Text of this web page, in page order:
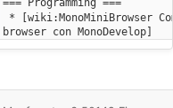
=== Programming ===
browser con MonoDevelop]